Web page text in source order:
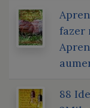
fazer
88